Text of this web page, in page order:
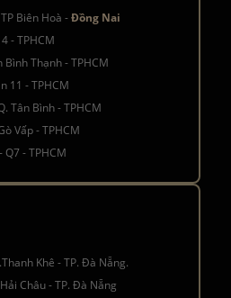
Biên Hoà -Đồng Nai
- TPHCM
Thạnh - TPHCM
11 - TPHCM
Tân Bình - TPHCM
Vấp - TPHCM
Q7 - TPHCM
Khê - TP. Đà Nẵng.
Châu - TP. Đà Nẵng